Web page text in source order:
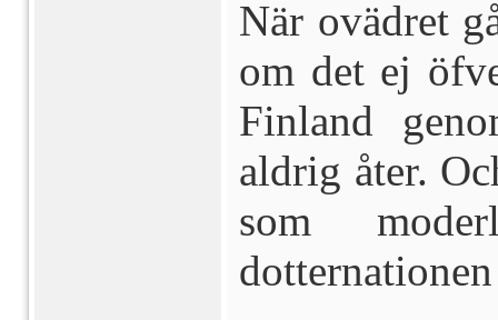
När ovädret
om det ej
Finland
aldrig åter.
som